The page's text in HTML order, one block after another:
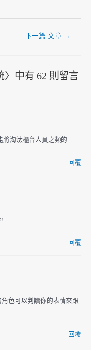
下一篇 文章 →
中有 62 則留言
將淘汰櫃台人員之類的
回覆
!
回覆
色可以判讀你的表情來跟
回覆